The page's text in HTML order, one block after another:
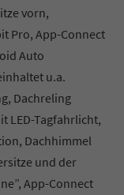
vorn,
Pro, App-Connect
Auto
u.a.
Dachreling
LED-Tagfahrlicht,
Dachhimmel
und der
App-Connect